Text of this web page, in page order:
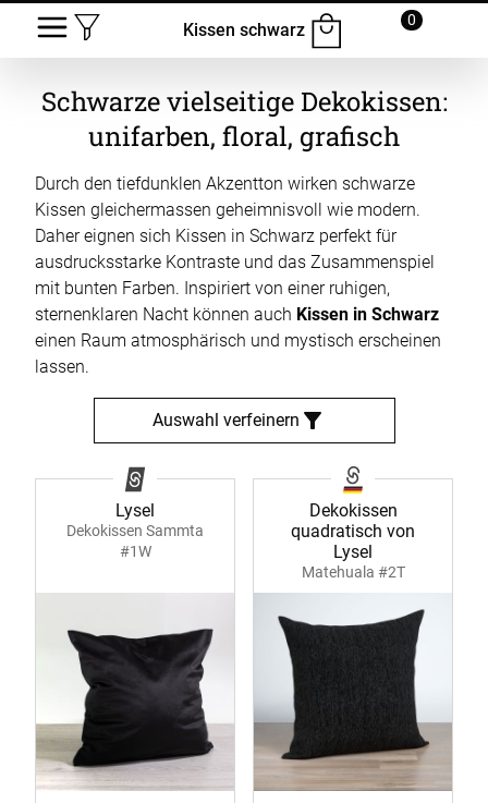
Kissen schwarz
0
Schwarze vielseitige Dekokissen:
unifarben, floral, grafisch
Durch den tiefdunklen Akzentton wirken schwarze
Kissen gleichermassen geheimnisvoll wie modern.
Daher eignen sich Kissen in Schwarz perfekt für
ausdrucksstarke Kontraste und das Zusammenspiel
mit bunten Farben. Inspiriert von einer ruhigen,
sternenklaren Nacht können auch Kissen in Schwarz
einen Raum atmosphärisch und mystisch erscheinen
lassen.
Auswahl verfeinern
Lysel
Dekokissen Sammta
#1W
Dekokissen
quadratisch von
Lysel
Matehuala #2T